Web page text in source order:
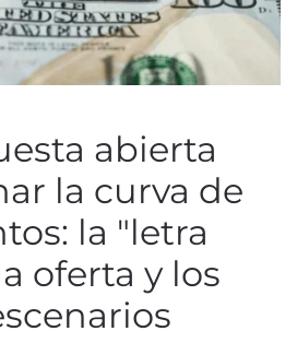
abierta
la curva de
la "letra
oferta y los